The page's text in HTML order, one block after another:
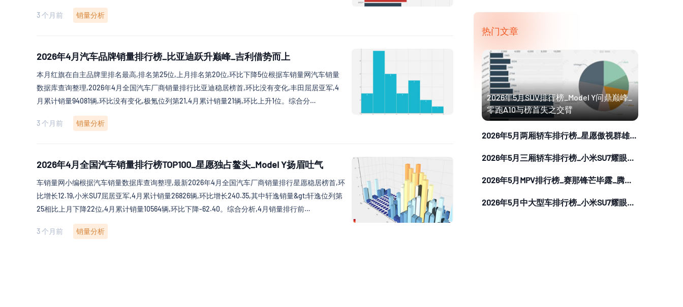
3 个月前 销量分析
2026年4月汽车品牌销量排行榜_比亚迪跃升巅峰_吉利借势而上
本月红旗在自主品牌里排名最高,排名第25位,上月排名第20位,环比下降5位根据车销量网汽车销量
数据库查询整理,2026年4月全国汽车厂商销量排行比亚迪稳居榜首,环比没有变化,丰田屈居亚军,4
月累计销量94081辆,环比没有变化,极氪位列第21,4月累计销量21辆,环比上升1位。综合分…
3 个月前 销量分析
2026年4月全国汽车销量排行榜TOP100_星愿独占鳌头_Model Y扬眉吐气
车销量网小编根据汽车销量数据库查询整理,最新2026年4月全国汽车厂商销量排行星愿稳居榜首,环
比增长12.19,小米SU7屈居亚军,4月累计销量26826辆,环比增长240.35,其中轩逸销量&gt;轩逸位列第
25相比上月下降22位,4月累计销量10564辆,环比下降-62.40。综合分析,4月销量排行前…
3 个月前 销量分析
热门文章
2026年5月SUV排行榜_Model Y问鼎巅峰_
零跑A10与榜首失之交臂
2026年5月两厢轿车排行榜_星愿傲视群雄_宏光MINI EV一路领先
2026年5月三厢轿车排行榜_小米SU7耀眼登场_Model 3销量潜力仍然很大
2026年5月MPV排行榜_赛那锋芒毕露_腾势D9百尺竿头
2026年5月中大型车排行榜_小米SU7耀眼登场_问界M6继续热销